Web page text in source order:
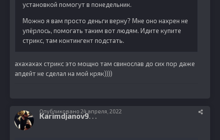
установкой помогут в понедельник.
Можно я вам просто деньги верну? Мне оно нахрен не
упёрлось, помогать таким вот людям. Идите купите
стрикс, там контингент подстать.
ахахахах стрикс это мощно там свинослав до сих пор даже
апдейт не сделал на мой кряк))))
K
arimdjanov95 10
Опубликовано 24 апреля, 2022